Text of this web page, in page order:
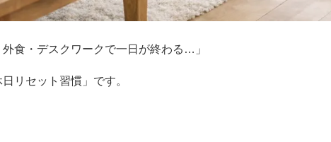
食・デスクワークで一日が終わる…」
リセット習慣」です。